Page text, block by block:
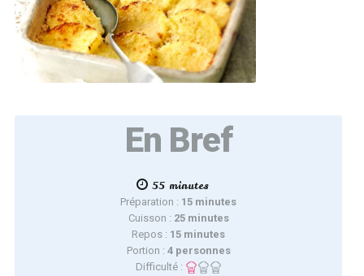
En Bref
55 minutes
Préparation : 15 minutes
Cuisson : 25 minutes
Repos : 15 minutes
Portion : 4 personnes
Difficulté :